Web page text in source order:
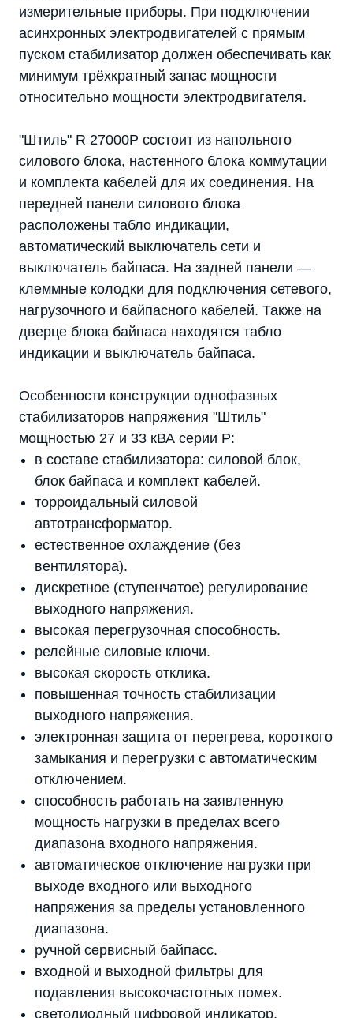
измерительные приборы. При подключении
асинхронных электродвигателей с прямым
пуском стабилизатор должен обеспечивать как
минимум трёхкратный запас мощности
относительно мощности электродвигателя.
"Штиль" R 27000P состоит из напольного
силового блока, настенного блока коммутации
и комплекта кабелей для их соединения. На
передней панели силового блока
расположены табло индикации,
автоматический выключатель сети и
выключатель байпаса. На задней панели —
клеммные колодки для подключения сетевого,
нагрузочного и байпасного кабелей. Также на
дверце блока байпаса находятся табло
индикации и выключатель байпаса.
Особенности конструкции однофазных
стабилизаторов напряжения "Штиль"
мощностью 27 и 33 кВА серии P:
в составе стабилизатора: силовой блок,
блок байпаса и комплект кабелей.
торроидальный силовой
автотрансформатор.
естественное охлаждение (без
вентилятора).
дискретное (ступенчатое) регулирование
выходного напряжения.
высокая перегрузочная способность.
релейные силовые ключи.
высокая скорость отклика.
повышенная точность стабилизации
выходного напряжения.
электронная защита от перегрева, короткого
замыкания и перегрузки с автоматическим
отключением.
способность работать на заявленную
мощность нагрузки в пределах всего
диапазона входного напряжения.
автоматическое отключение нагрузки при
выходе входного или выходного
напряжения за пределы установленного
диапазона.
ручной сервисный байпасс.
входной и выходной фильтры для
подавления высокочастотных помех.
светодиодный цифровой индикатор,